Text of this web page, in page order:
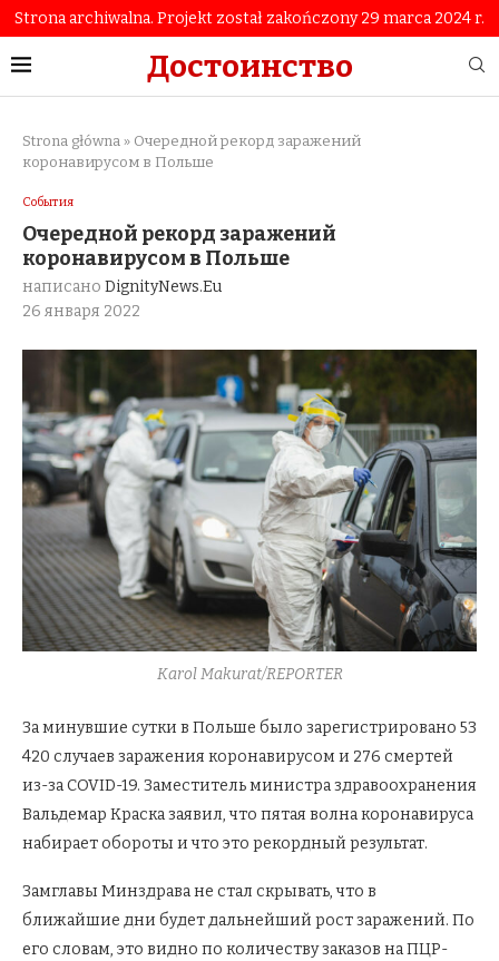
Strona archiwalna. Projekt został zakończony 29 marca 2024 r.
Достоинство
Strona główna » Очередной рекорд заражений
коронавирусом в Польше
События
Очередной рекорд заражений
коронавирусом в Польше
написано DignityNews.eu
26 января 2022
Karol Makurat/REPORTER
За минувшие сутки в Польше было зарегистрировано 53
420 случаев заражения коронавирусом и 276 смертей
из-за COVID-19. Заместитель министра здравоохранения
Вальдемар Краска заявил, что пятая волна коронавируса
набирает обороты и что это рекордный результат.
Замглавы Минздрава не стал скрывать, что в
ближайшие дни будет дальнейший рост заражений. По
его словам, это видно по количеству заказов на ПЦР-